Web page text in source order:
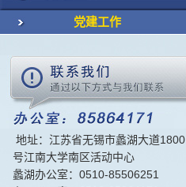
党建工作
地址：江苏省无锡市蠡湖大道1800
号江南大学南区活动中心
蠡湖办公室：0510-85506251